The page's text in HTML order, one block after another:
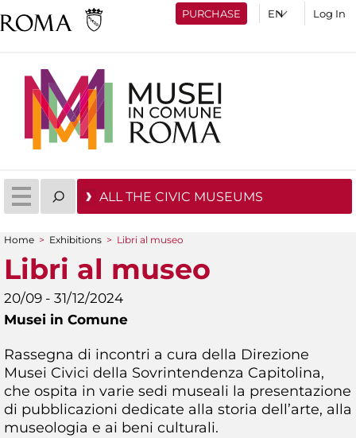
PURCHASE Log In
ALL THE CIVIC MUSEUMS
You are here
Home > Exhibitions > Libri al museo
Libri al museo
20/09 - 31/12/2024
Musei in Comune
Rassegna di incontri a cura della Direzione
Musei Civici della Sovrintendenza Capitolina,
che ospita in varie sedi museali la presentazione
di pubblicazioni dedicate alla storia dell’arte, alla
museologia e ai beni culturali.